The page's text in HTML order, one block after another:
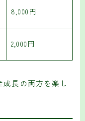
8,000円
2,000円
長の両方を楽し